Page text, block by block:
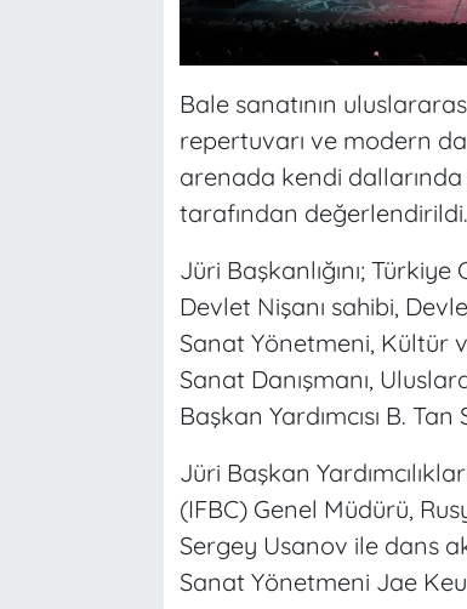
Bale sanatının
repertuvarı ve modern
arenada kendi
tarafından değerlendirildi.
Jüri Başkanlığını;
Devlet Nişanı sahibi,
Sanat Yönetmeni, Kültür
Sanat Danışmanı,
Başkan Yardımcısı B.
Jüri Başkan
(IFBC) Genel Müdürü,
Sergey Usanov ile dans
Sanat Yönetmeni Jae